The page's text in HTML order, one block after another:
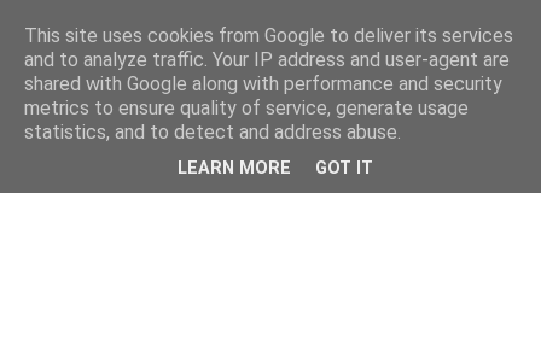
This site uses cookies from Google to deliver its services
and to analyze traffic. Your IP address and user-agent are
shared with Google along with performance and security
metrics to ensure quality of service, generate usage
statistics, and to detect and address abuse.
LEARN MORE GOT IT